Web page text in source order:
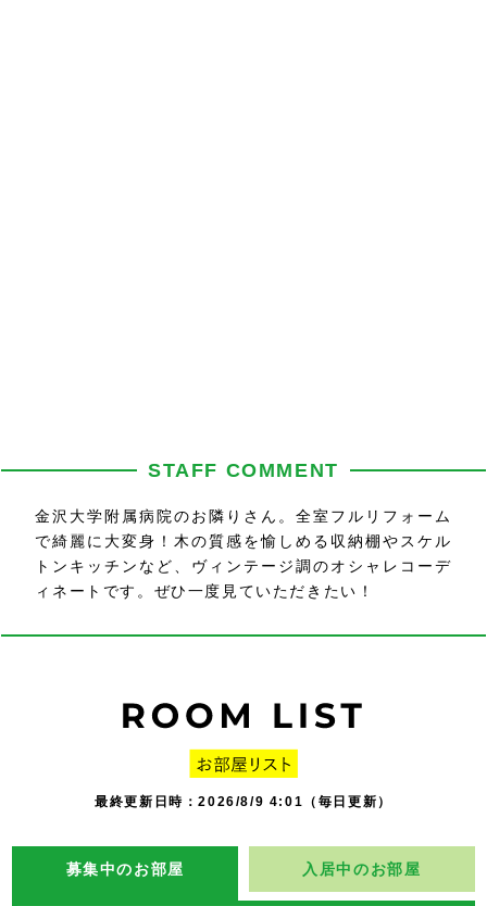
STAFF COMMENT
金沢大学附属病院のお隣りさん。全室フルリフォーム
で綺麗に大変身！木の質感を愉しめる収納棚やスケル
トンキッチンなど、ヴィンテージ調のオシャレコーデ
ィネートです。ぜひ一度見ていただきたい！
最終更新日時：2026/8/9 4:01（毎日更新）
募集中のお部屋 入居中のお部屋